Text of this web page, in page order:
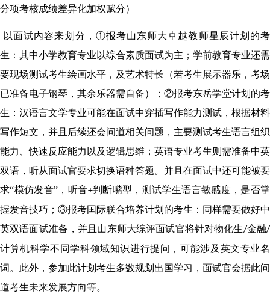
分项考核成绩差异化加权赋分）
以面试内容来划分， ①报考山东师大卓越教师星辰计划的考
生：其中小学教育专业以综合素质面试为主；学前教育专业还需
要现场测试考生绘画水平，及艺术特长（若考生展示器乐，考场
已准备电子钢琴，其余乐器需自备）；②报考东岳学堂计划的考
生：汉语言文学专业可能在面试中穿插写作能力测试，根据材料
写作短文，并且后续还会问道相关问题，主要测试考生语言组织
能力、快速反应能力以及逻辑思维；英语专业考生则需准备中英
双语，听从面试官要求切换语种答题。并且在面试中还可能被要
求“模仿发音”，听音+判断嘴型，测试学生语言敏感度，是否掌
握发音技巧；③报考国际联合培养计划的考生：同样需要做好中
英双语面试准备，并且山东师大综评面试官将针对物化生/金融/
计算机科学不同学科领域知识进行提问，可能涉及英文专业名
词。此外，参加此计划考生多数规划出国学习，面试官会据此问
道考生未来发展方向等。